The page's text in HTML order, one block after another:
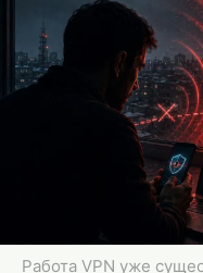
Работа VPN уже